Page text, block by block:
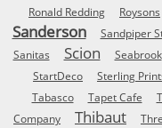
Ronald Redding
Roysons
Sanderson Sandpiper
Sanitas
Scion Seabrook
StartDeco
Sterling
Tabasco
Tapet Cafe
Company
Thibaut